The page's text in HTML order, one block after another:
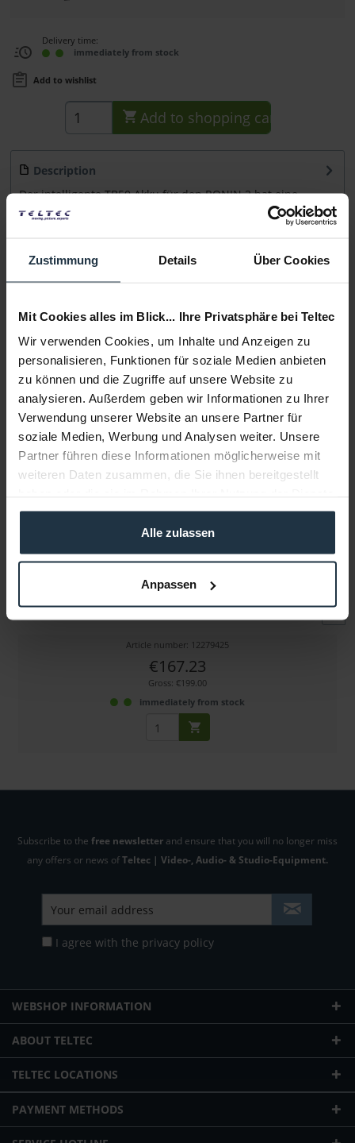
Zustimmung Details Über Cookies
Mit Cookies alles im Blick... Ihre Privatsphäre bei Teltec
Wir verwenden Cookies, um Inhalte und Anzeigen zu
personalisieren, Funktionen für soziale Medien anbieten
zu können und die Zugriffe auf unsere Website zu
analysieren. Außerdem geben wir Informationen zu Ihrer
Verwendung unserer Website an unsere Partner für
soziale Medien, Werbung und Analysen weiter. Unsere
Partner führen diese Informationen möglicherweise mit
weiteren Daten zusammen, die Sie ihnen bereitgestellt
gesammelt haben.
Alle zulassen
Anpassen
Delivery time:
immediately from stock
Add to wishlist
Add to shopping cart
Description
Der intelligente TB50 Akku für den RONIN 2 hat eine
Kapazität von 4280 mAh (97,58 Wh)....
Manufacturer & Product Safety Information
Folgende Infos zum Hersteller sind verfübar...... more
More articles from +++ DJI +++ look at
97.58 Wh Akku für RONIN 2, RONIN 4D, Inspire 2...
Article number: 12279425
€167.23
Gross: €199.00
immediately from stock
Subscribe to the free newsletter and ensure that you will no longer miss
any offers or news ofTeltec | Video-, Audio- & Studio-Equipment.
I agree with the privacy policy
WEBSHOP INFORMATION
ABOUT TELTEC
TELTEC LOCATIONS
PAYMENT METHODS